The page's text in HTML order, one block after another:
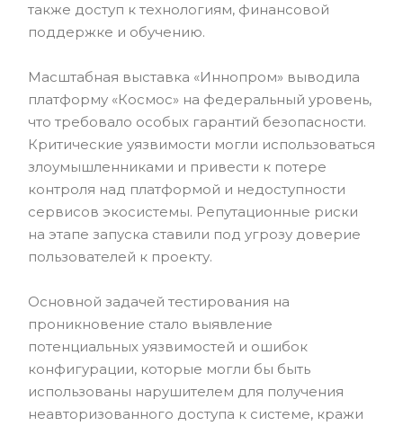
также доступ к технологиям, финансовой
поддержке и обучению.
Масштабная выставка «Иннопром» выводила
платформу «Космос» на федеральный уровень,
что требовало особых гарантий безопасности.
Критические уязвимости могли использоваться
злоумышленниками и привести к потере
контроля над платформой и недоступности
сервисов экосистемы. Репутационные риски
на этапе запуска ставили под угрозу доверие
пользователей к проекту.
Основной задачей тестирования на
проникновение стало выявление
потенциальных уязвимостей и ошибок
конфигурации, которые могли бы быть
использованы нарушителем для получения
неавторизованного доступа к системе, кражи